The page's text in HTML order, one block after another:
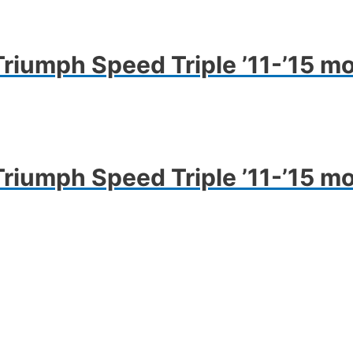
Speed Triple ’11-’15
Speed Triple ’11-’15